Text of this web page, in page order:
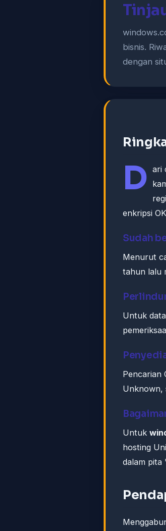
bisnis.
dengan
D ari
enkripsi
Sudah
Menurut
tahun lalu
Untuk
Pencarian
Unknown,
Untuk
hosting
dalam pita